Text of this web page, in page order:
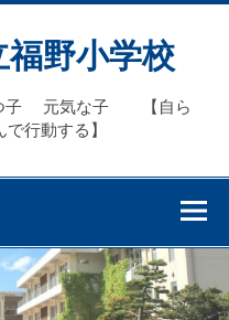
野小学校
元気な子 【自ら
行動する】